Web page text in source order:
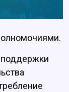
поддержки